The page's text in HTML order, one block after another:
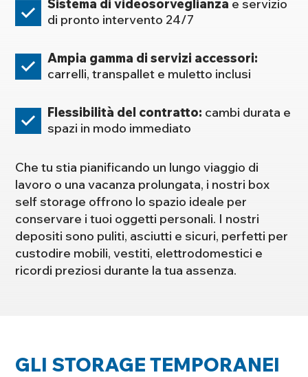
Sistema di videosorveglianza e servizio
di pronto intervento 24/7
Ampia gamma di servizi accessori:
carrelli, transpallet e muletto inclusi
Flessibilità del contratto: cambi durata e
spazi in modo immediato
Che tu stia pianificando un lungo viaggio di
lavoro o una vacanza prolungata, i nostri box
self storage offrono lo spazio ideale per
conservare i tuoi oggetti personali. I nostri
depositi sono puliti, asciutti e sicuri, perfetti per
custodire mobili, vestiti, elettrodomestici e
ricordi preziosi durante la tua assenza.
GLI STORAGE TEMPORANEI